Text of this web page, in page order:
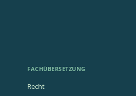
FACHÜBERSETZUNG
Recht